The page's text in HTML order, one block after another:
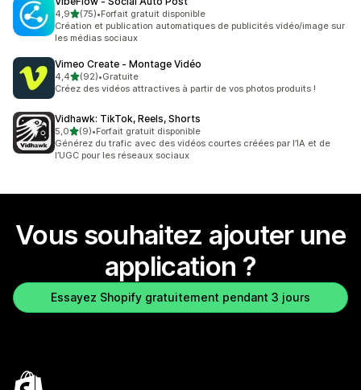
4,9étoile(s) sur 5
(75)
75 avis au total
•Forfait gratuit disponible
Création et publication automatiques de publicités vidéo/image sur
les médias sociaux
Vimeo Create ‑ Montage Vidéo
4,4étoile(s) sur 5
(92)
92 avis au total
•Gratuite
Créez des vidéos attractives à partir de vos photos produits !
Vidhawk: TikTok, Reels, Shorts
5,0étoile(s) sur 5
(9)
9 avis au total
•Forfait gratuit disponible
Générez du trafic avec des vidéos courtes créées par l’IA et de
l’UGC pour les réseaux sociaux
Vous souhaitez ajouter une
application ?
Essayez Shopify gratuitement pendant 3 jours